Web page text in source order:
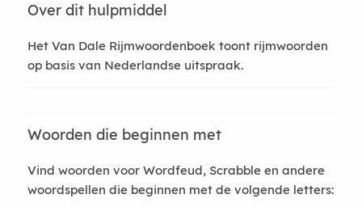
Over dit hulpmiddel
Het Van Dale Rijmwoordenboek toont rijmwoorden
op basis van Nederlandse uitspraak.
Woorden die beginnen met
Vind woorden voor Wordfeud, Scrabble en andere
woordspellen die beginnen met de volgende letters: